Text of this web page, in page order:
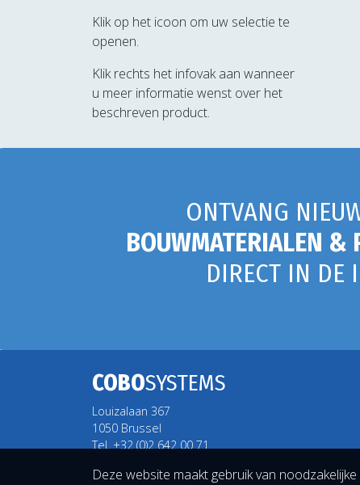
Klik op het icoon om uw selectie te
openen.
Klik rechts het infovak aan wanneer
u meer informatie wenst over het
beschreven product.
ONTVANG
BOUWMATERIALEN &
DIRECT IN DE
COBOSYSTEMS
Louizalaan 367
1050 Brussel
Tel. +32 (0)2 642 00 71
Deze website maakt gebruik van